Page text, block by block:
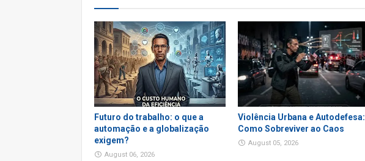
Futuro do trabalho: o que a
automação e a globalização
exigem?
August 06, 2026
Violência Urbana e Autodefesa:
Como Sobreviver ao Caos
August 05, 2026